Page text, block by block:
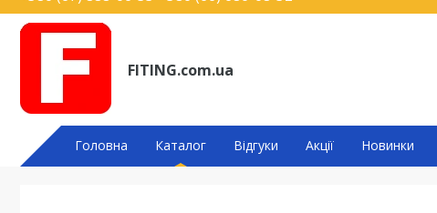
FITING.com.ua
Головна Каталог Відгуки Акції Новинки